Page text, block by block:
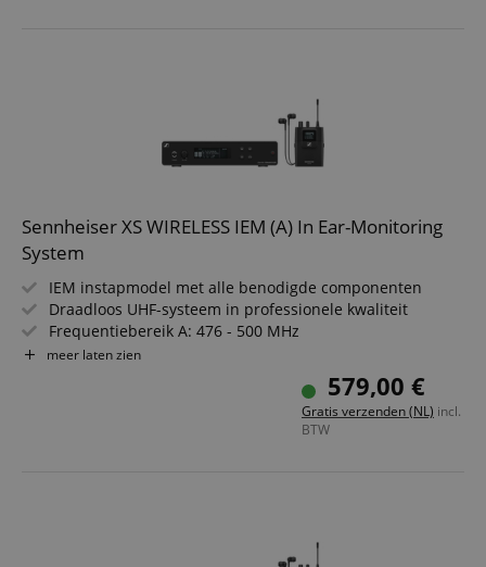
Sennheiser XS WIRELESS IEM (A) In Ear-Monitoring
System
IEM instapmodel met alle benodigde componenten
Draadloos UHF-systeem in professionele kwaliteit
Frequentiebereik A: 476 - 500 MHz
Focus-modus waarmee je je persoonlijke mix fijn kunt
EQ- en limiteropties verbeteren je audio-ervaring
Infraroodsensor voor eenvoudige synchronisatie
meer laten zien
579,00 €
Gratis verzenden (NL) incl.
BTW